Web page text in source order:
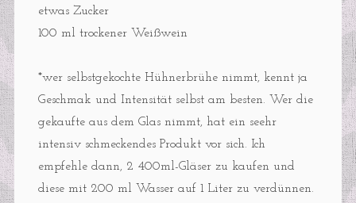
etwas Zucker
100 ml trockener Weißwein
*wer selbstgekochte Hühnerbrühe nimmt, kennt ja
Geschmak und Intensität selbst am besten. Wer die
gekaufte aus dem Glas nimmt, hat ein seehr
intensiv schmeckendes Produkt vor sich. Ich
empfehle dann, 2 400ml-Gläser zu kaufen und
diese mit 200 ml Wasser auf 1 Liter zu verdünnen.